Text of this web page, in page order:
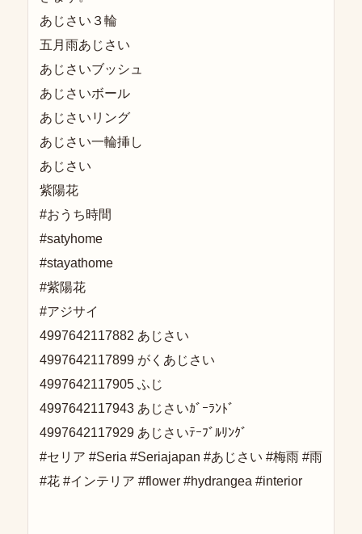
あじさい３輪
五月雨あじさい
あじさいブッシュ
あじさいボール
あじさいリング
あじさい一輪挿し
あじさい
紫陽花
#おうち時間
#satyhome
#stayathome
#紫陽花
#アジサイ
4997642117882 あじさい
4997642117899 がくあじさい
4997642117905 ふじ
4997642117943 あじさいｶﾞｰﾗﾝﾄﾞ
4997642117929 あじさいﾃｰﾌﾞﾙﾘﾝｸﾞ
#セリア #Seria #Seriajapan #あじさい #梅雨 #雨
#花 #インテリア #flower #hydrangea #interior